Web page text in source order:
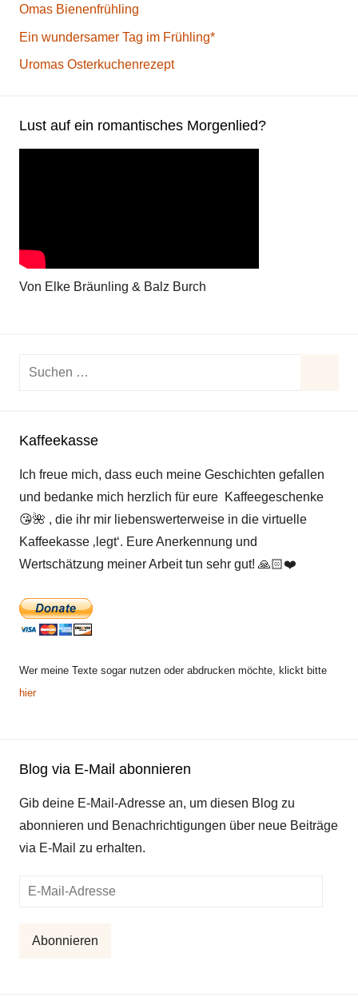
Omas Bienenfrühling
Ein wundersamer Tag im Frühling*
Uromas Osterkuchenrezept
Lust auf ein romantisches Morgenlied?
Von Elke Bräunling & Balz Burch
Suchen
Kaffeekasse
Ich freue mich, dass euch meine Geschichten gefallen
und bedanke mich herzlich für eure Kaffeegeschenke
😘🌺 , die ihr mir liebenswerterweise in die virtuelle
Kaffeekasse ‚legt‘. Eure Anerkennung und
Wertschätzung meiner Arbeit tun sehr gut! 🙏🏻❤️
Wer meine Texte sogar nutzen oder abdrucken möchte, klickt bitte
hier
Blog via E-Mail abonnieren
Gib deine E-Mail-Adresse an, um diesen Blog zu
abonnieren und Benachrichtigungen über neue Beiträge
via E-Mail zu erhalten.
E-
Abonnieren